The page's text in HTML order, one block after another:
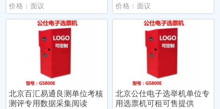
价格：面议 价格：面议
北京百汇易通良测单位考核
测评专用数据采集阅读
北京公仕电子选举机单位专
用选票机可租可售提供